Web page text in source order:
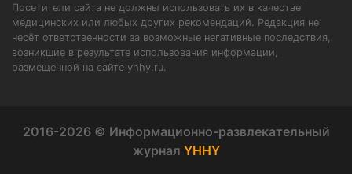
Посетители сайта не должны использовать их в качестве
медицинских или любых других рекомендаций. Редакция не
несёт ответственности за возможные негативные последствия,
возникшие в результате использования информации,
размещенной на сайте yhhy.ru.
2016-2026 © Информационно-развлекательный
журнал YHHY